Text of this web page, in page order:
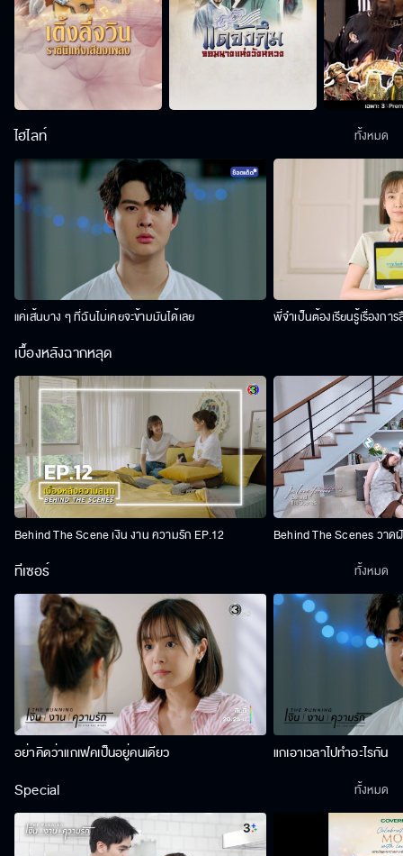
ไฮไลท์
แค่เส้นบาง ๆ ที่ฉันไม่เคยจะข้ามมันได้เลย พี่จำเป็นต้องเรียนรู้เรื่องการ
ทั้งหมด
เบื้องหลังฉากหลุด
Behind The Scene เงิน งาน ความรัก EP.12 Behind The Scenes วาด
ทีเซอร์
อย่าคิดว่าแกเฟคเป็นอยู่คนเดียว แกเอาเวลาไปทำอะไรกัน
ทั้งหมด
Special ทั้งหมด